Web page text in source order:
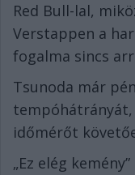
Red Bull-lal,
Verstappen a
fogalma sincs
Tsunoda már
tempóhátrányát,
időmérőt
„Ez elég